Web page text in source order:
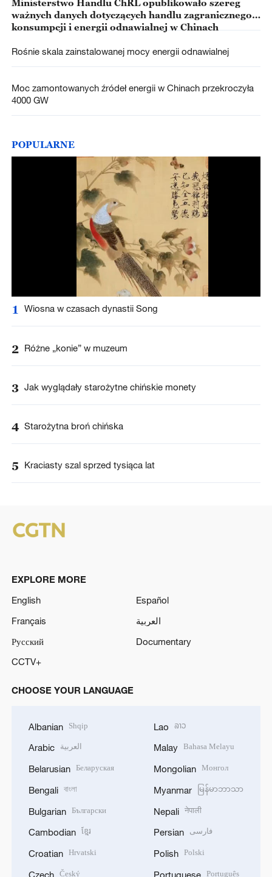
Ministerstwo Handlu ChRL opublikowało szereg
ważnych danych dotyczących handlu zagranicznego,
konsumpcji i energii odnawialnej w Chinach
Rośnie skala zainstalowanej mocy energii odnawialnej
Moc zamontowanych źródeł energii w Chinach przekroczyła
4000 GW
POPULARNE
1 Wiosna w czasach dynastii Song
2 Różne „konie” w muzeum
3 Jak wyglądały starożytne chińskie monety
4 Starożytna broń chińska
5 Kraciasty szal sprzed tysiąca lat
EXPLORE MORE
English
Español
Français
العربية
Русский
Documentary
CCTV+
CHOOSE YOUR LANGUAGE
Albanian Shqip
Arabic العربية
Belarusian Беларуская
Bengali বাংলা
Bulgarian Български
Cambodian ខ្មែរ
Croatian Hrvatski
Czech Český
Lao ລາວ
Malay Bahasa Melayu
Mongolian Монгол
Myanmar မြန်မာဘာသာ
Nepali नेपाली
Persian فارسی
Polish Polski
Portuguese Português